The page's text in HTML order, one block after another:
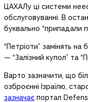
ЦАХАЛу ці системи
обслуговуванні. В
буквально “припадали
“Петріоти” замінять
— “Залізний купол” та
Варто зазначити, що
озброєнні Ізраїлю,
зазначає портал